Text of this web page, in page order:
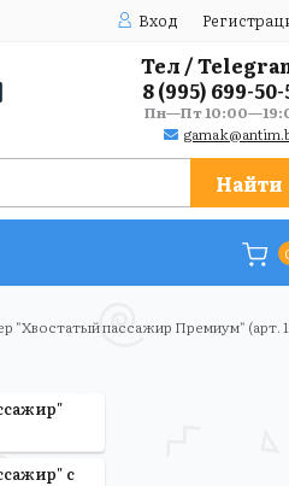
Вход
Тел /
8 (995) 699-50-
Пн—Пт
Найти
"Хвостатый пассажир Премиум" (арт.
с